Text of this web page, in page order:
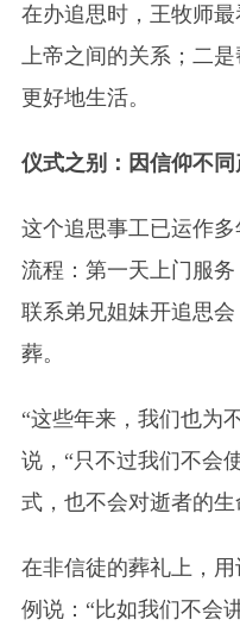
在办追思时，王牧师
上帝之间的关系；二
更好地生活。
仪式之别：因信仰不
这个追思事工已运作
流程：第一天上门服
联系弟兄姐妹开追思
葬。
“这些年来，我们也为
说，“只不过我们不会
式，也不会对逝者的
在非信徒的葬礼上，
例说：“比如我们不会